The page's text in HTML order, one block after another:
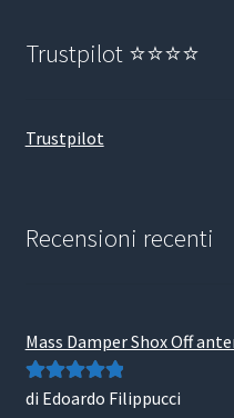
Trustpilot ⭐⭐⭐⭐
Trustpilot
Recensioni recenti
Mass Damper Shox Off
Valutato5su
di Edoardo Filippucci